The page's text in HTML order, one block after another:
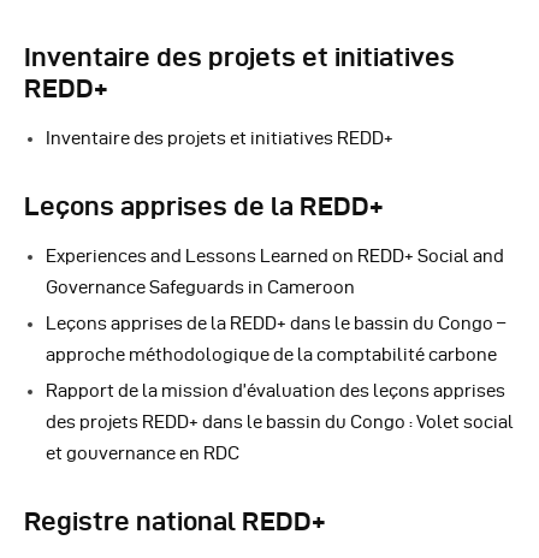
Inventaire des projets et initiatives
REDD+
Inventaire des projets et initiatives REDD+
Leçons apprises de la REDD+
Experiences and Lessons Learned on REDD+ Social and
Governance Safeguards in Cameroon
Leçons apprises de la REDD+ dans le bassin du Congo –
approche méthodologique de la comptabilité carbone
Rapport de la mission d’évaluation des leçons apprises
des projets REDD+ dans le bassin du Congo : Volet social
et gouvernance en RDC
Registre national REDD+